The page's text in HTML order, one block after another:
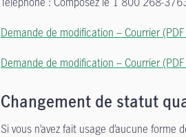
Demande de modification – Courrier
Demande de modification – Courrier
Changement de statut
Si vous n’avez fait usage d’aucune